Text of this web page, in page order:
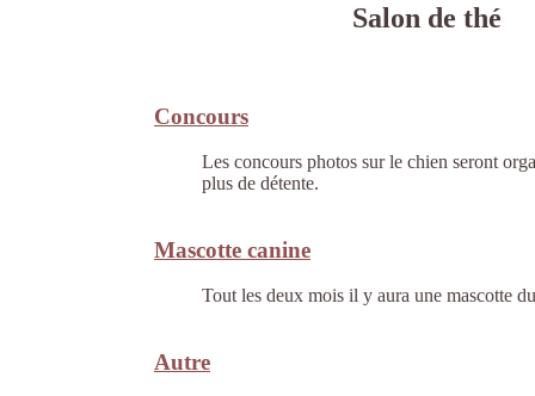
Salon de thé
Concours
Les concours photos sur le chien seront
plus de détente.
Mascotte canine
Tout les deux mois il y aura une mascotte
Autre